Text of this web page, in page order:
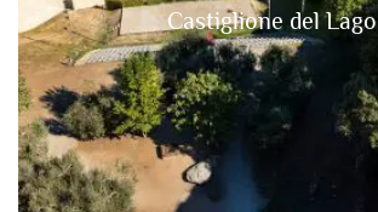
Castiglione del Lago